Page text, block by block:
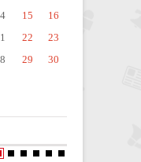
15
16
22
23
29
30